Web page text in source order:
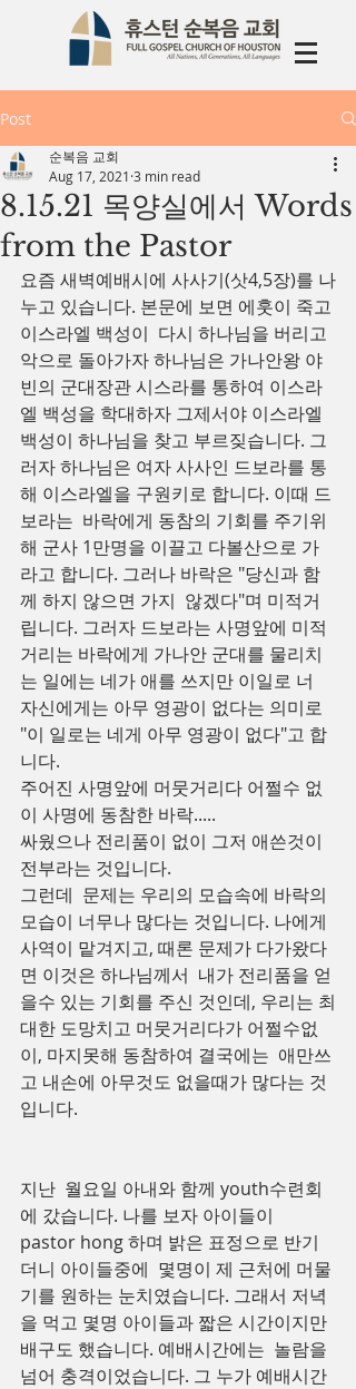
Post
8.15.21 목양실에서 Words
from the Pastor
순복음 교회
Aug 17, 2021 3 min read
요즘 새벽예배시에 사사기(삿4,5장)를 나
누고 있습니다. 본문에 보면 에훗이 죽고
이스라엘 백성이  다시 하나님을 버리고
악으로 돌아가자 하나님은 가나안왕 야
빈의 군대장관 시스라를 통하여 이스라
엘 백성을 학대하자 그제서야 이스라엘
백성이 하나님을 찾고 부르짖습니다. 그
러자 하나님은 여자 사사인 드보라를 통
해 이스라엘을 구원키로 합니다. 이때 드
보라는  바락에게 동참의 기회를 주기위
해 군사 1만명을 이끌고 다볼산으로 가
라고 합니다. 그러나 바락은 "당신과 함
께 하지 않으면 가지  않겠다"며 미적거
립니다. 그러자 드보라는 사명앞에 미적
거리는 바락에게 가나안 군대를 물리치
는 일에는 네가 애를 쓰지만 이일로 너
자신에게는 아무 영광이 없다는 의미로
"이 일로는 네게 아무 영광이 없다"고 합
니다.
주어진 사명앞에 머뭇거리다 어쩔수 없
이 사명에 동참한 바락.....
싸웠으나 전리품이 없이 그저 애쓴것이
전부라는 것입니다.
그런데  문제는 우리의 모습속에 바락의
모습이 너무나 많다는 것입니다. 나에게
사역이 맡겨지고, 때론 문제가 다가왔다
면 이것은 하나님께서  내가 전리품을 얻
을수 있는 기회를 주신 것인데, 우리는 최
대한 도망치고 머뭇거리다가 어쩔수없
이, 마지못해 동참하여 결국에는  애만쓰
고 내손에 아무것도 없을때가 많다는 것
입니다.
지난  월요일 아내와 함께 youth수련회
에 갔습니다. 나를 보자 아이들이
pastor hong 하며 밝은 표정으로 반기
더니 아이들중에  몇명이 제 근처에 머물
기를 원하는 눈치였습니다. 그래서 저녁
을 먹고 몇명 아이들과 짧은 시간이지만
배구도 했습니다. 예배시간에는  놀람을
넘어 충격이었습니다. 그 누가 예배시간